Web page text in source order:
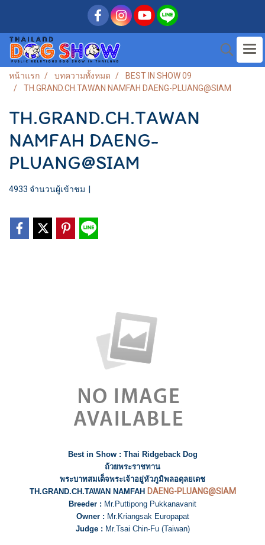
หน้าแรก บทความทั้งหมด
BEST IN SHOW 09
TH.GRAND.CH.TAWAN NAMFAH DAENG-PLUANG@SIAM
TH.GRAND.CH.TAWAN
NAMFAH DAENG-
PLUANG@SIAM
4933 จำนวนผู้เข้าชม
Best in Show : Thai Ridgeback Dog
ถ้วยพระราชทาน
พระบาทสมเด็จพระเจ้าอยู่หัวภูมิพลอดุลยเดช
TH.GRAND.CH.TAWAN NAMFAH DAENG-PLUANG@SIAM
Breeder : Mr.Puttipong Pukkanavanit
Owner : Mr.Kriangsak Europapat
Judge : Mr.Tsai Chin-Fu (Taiwan)